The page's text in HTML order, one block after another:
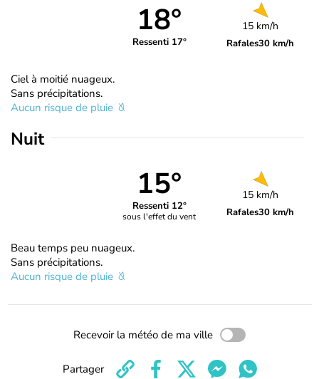
18°
Ressenti 17°
15 km/h
Rafales30 km/h
Ciel à moitié nuageux.
Sans précipitations.
Aucun risque de pluie
Nuit
15°
Ressenti 12°
sous l'effet du vent
15 km/h
Rafales30 km/h
Beau temps peu nuageux.
Sans précipitations.
Aucun risque de pluie
Recevoir la météo de ma ville
Partager